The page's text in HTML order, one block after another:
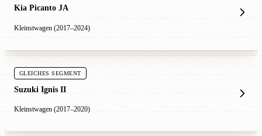
Kia Picanto JA
Kleinstwagen (2017–2024)
GLEICHES SEGMENT
Suzuki Ignis II
Kleinstwagen (2017–2020)